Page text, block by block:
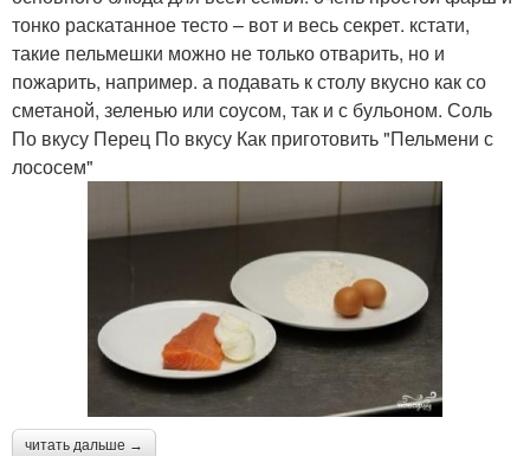
тонко раскатанное тесто – вот и весь секрет. кстати,
такие пельмешки можно не только отварить, но и
пожарить, например. а подавать к столу вкусно как со
сметаной, зеленью или соусом, так и с бульоном. Соль
По вкусу Перец По вкусу Как приготовить "Пельмени с
лососем"
читать дальше →